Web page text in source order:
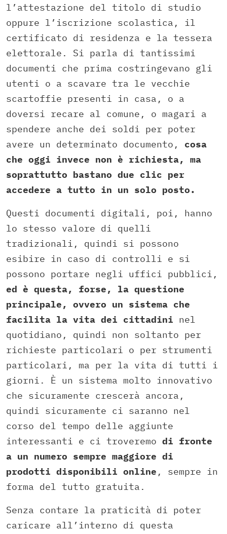
l’attestazione del titolo di studio
oppure l’iscrizione scolastica, il
certificato di residenza e la tessera
elettorale. Si parla di tantissimi
documenti che prima costringevano gli
utenti o a scavare tra le vecchie
scartoffie presenti in casa, o a
doversi recare al comune, o magari a
spendere anche dei soldi per poter
avere un determinato documento, cosa
che oggi invece non è richiesta, ma
soprattutto bastano due clic per
accedere a tutto in un solo posto.
Questi documenti digitali, poi, hanno
lo stesso valore di quelli
tradizionali, quindi si possono
esibire in caso di controlli e si
possono portare negli uffici pubblici,
ed è questa, forse, la questione
principale, ovvero un sistema che
facilita la vita dei cittadini nel
quotidiano, quindi non soltanto per
richieste particolari o per strumenti
particolari, ma per la vita di tutti i
giorni. È un sistema molto innovativo
che sicuramente crescerà ancora,
quindi sicuramente ci saranno nel
corso del tempo delle aggiunte
interessanti e ci troveremo di fronte
a un numero sempre maggiore di
prodotti disponibili online , sempre in
forma del tutto gratuita.
Senza contare la praticità di poter
caricare all’interno di questa